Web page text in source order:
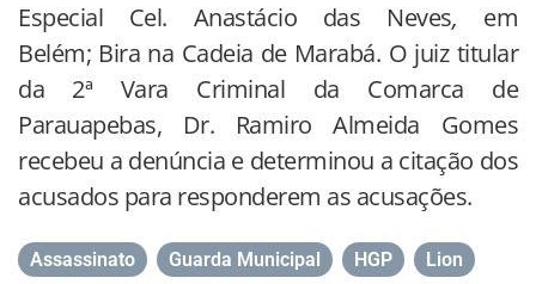
Especial Cel. Anastácio das Neves, em
Belém; Bira na Cadeia de Marabá. O juiz titular
da 2ª Vara Criminal da Comarca de
Parauapebas, Dr. Ramiro Almeida Gomes
recebeu a denúncia e determinou a citação dos
acusados para responderem as acusações.
Assassinato Guarda Municipal HGP Lion